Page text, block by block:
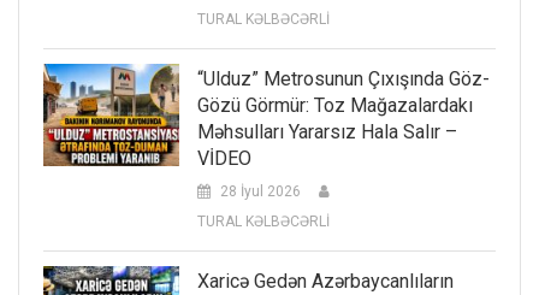
TURAL KƏLBƏCƏRLİ
“Ulduz” Metrosunun Çıxışında Göz-
Gözü Görmür: Toz Mağazalardakı
Məhsulları Yararsız Hala Salır –
VİDEO
28 İyul 2026
TURAL KƏLBƏCƏRLİ
Xaricə Gedən Azərbaycanlıların